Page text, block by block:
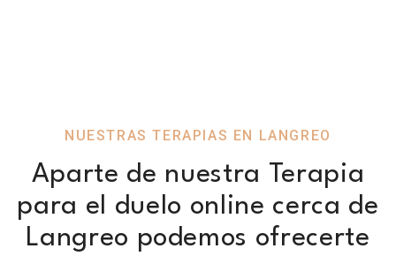
NUESTRAS TERAPIAS EN LANGREO
Aparte de nuestra Terapia
para el duelo online cerca de
Langreo podemos ofrecerte